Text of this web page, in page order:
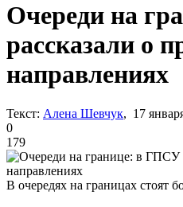
Очереди на
рассказали о
направлениях
Текст: Алена Шевчук, 17
0
179
В очередях на границах стоят